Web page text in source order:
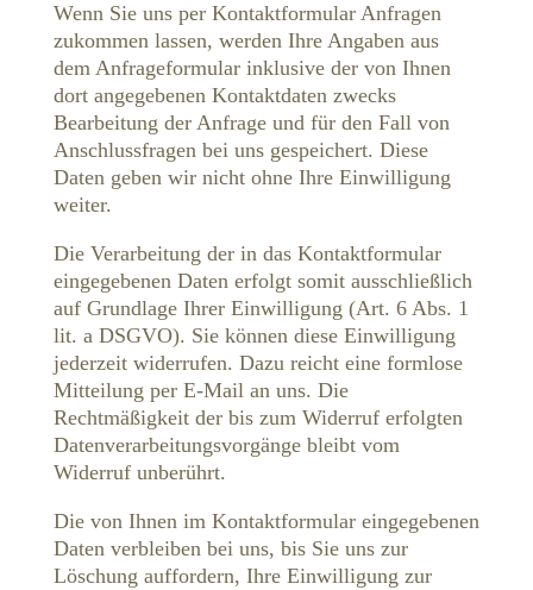
Wenn Sie uns per Kontaktformular Anfragen
zukommen lassen, werden Ihre Angaben aus
dem Anfrageformular inklusive der von Ihnen
dort angegebenen Kontaktdaten zwecks
Bearbeitung der Anfrage und für den Fall von
Anschlussfragen bei uns gespeichert. Diese
Daten geben wir nicht ohne Ihre Einwilligung
weiter.
Die Verarbeitung der in das Kontaktformular
eingegebenen Daten erfolgt somit ausschließlich
auf Grundlage Ihrer Einwilligung (Art. 6 Abs. 1
lit. a DSGVO). Sie können diese Einwilligung
jederzeit widerrufen. Dazu reicht eine formlose
Mitteilung per E-Mail an uns. Die
Rechtmäßigkeit der bis zum Widerruf erfolgten
Datenverarbeitungsvorgänge bleibt vom
Widerruf unberührt.
Die von Ihnen im Kontaktformular eingegebenen
Daten verbleiben bei uns, bis Sie uns zur
Löschung auffordern, Ihre Einwilligung zur